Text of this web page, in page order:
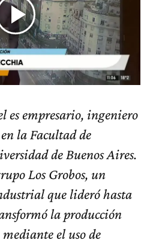
es empresario, ingeniero
la Facultad de
de Buenos Aires.
Los Grobos, un
que lideró hasta
la producción
el uso de